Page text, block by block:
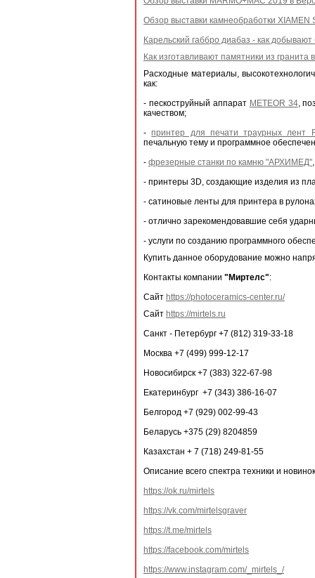
Обзор выставки камнеобработки
Карельский габбро диабаз - как
Как изготавливают памятники из гранита
Расходные материалы,
как:
- пескоструйный аппарат METEOR 34,
качеством;
-принтер для печати траурных лент
печальную тему и программное
- фрезерные станки по камню "АРХИМЕД"
- принтеры 3D, создающие изделия из
- сатиновые ленты для принтера в
- отлично зарекомендовавшие себя
- услуги по созданию программного
Купить данное оборудование можно
Контакты компании "Миртелс":
Сайт https://photoceramics-center.ru/
Сайт https://mirtels.ru
Санкт - Петербург +7 (812) 319-33-18
Москва +7 (499) 999-12-17
Новосибирск +7 (383) 322-67-98
Екатеринбург +7 (343) 386-16-07
Белгород +7 (929) 002-99-43
Беларусь +375 (29) 8204859
Казахстан + 7 (718) 249-81-55
Описание всего спектра техники и
https://ok.ru/mirtels
https://vk.com/mirtelsgraver
https://t.me/mirtels
https://facebook.com/mirtels
https://www.instagram.com/_mirtels_/